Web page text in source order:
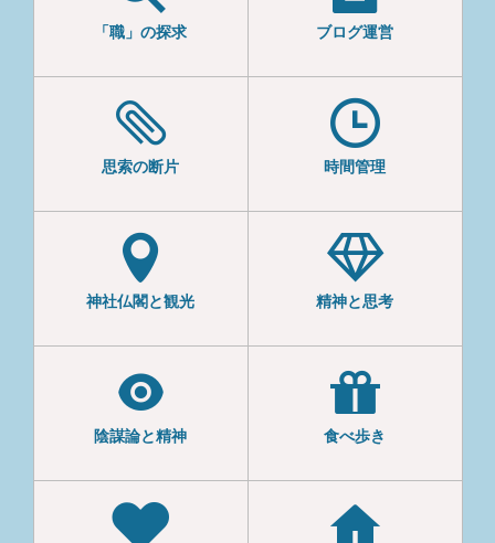
「職」の探求 ブログ運営
思索の断片 時間管理
神社仏閣と観光 精神と思考
陰謀論と精神 食べ歩き